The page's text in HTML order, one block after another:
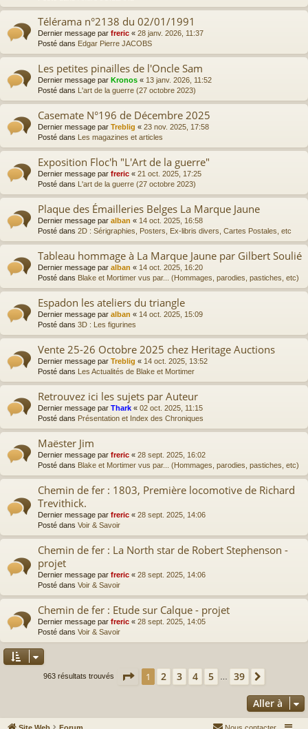
Télérama n°2138 du 02/01/1991
Dernier message par freric « 28 janv. 2026, 11:37
Posté dans Edgar Pierre JACOBS
Les petites pinailles de l'Oncle Sam
Dernier message par Kronos « 13 janv. 2026, 11:52
Posté dans L'art de la guerre (27 octobre 2023)
Casemate N°196 de Décembre 2025
Dernier message par Treblig « 23 nov. 2025, 17:58
Posté dans Les magazines et articles
Exposition Floc'h "L'Art de la guerre"
Dernier message par freric « 21 oct. 2025, 17:25
Posté dans L'art de la guerre (27 octobre 2023)
Plaque des Émailleries Belges La Marque Jaune
Dernier message par alban « 14 oct. 2025, 16:58
Posté dans 2D : Sérigraphies, Posters, Ex-libris divers, Cartes Postales, etc
Tableau hommage à La Marque Jaune par Gilbert Soulié
Dernier message par alban « 14 oct. 2025, 16:20
Posté dans Blake et Mortimer vus par... (Hommages, parodies, pastiches, etc)
Espadon les ateliers du triangle
Dernier message par alban « 14 oct. 2025, 15:09
Posté dans 3D : Les figurines
Vente 25-26 Octobre 2025 chez Heritage Auctions
Dernier message par Treblig « 14 oct. 2025, 13:52
Posté dans Les Actualités de Blake et Mortimer
Retrouvez ici les sujets par Auteur
Dernier message par Thark « 02 oct. 2025, 11:15
Posté dans Présentation et Index des Chroniques
Maëster Jim
Dernier message par freric « 28 sept. 2025, 16:02
Posté dans Blake et Mortimer vus par... (Hommages, parodies, pastiches, etc)
Chemin de fer : 1803, Première locomotive de Richard
Trevithick.
Dernier message par freric « 28 sept. 2025, 14:06
Posté dans Voir & Savoir
Chemin de fer : La North star de Robert Stephenson -
projet
Dernier message par freric « 28 sept. 2025, 14:06
Posté dans Voir & Savoir
Chemin de fer : Etude sur Calque - projet
Dernier message par freric « 28 sept. 2025, 14:05
Posté dans Voir & Savoir
963 résultats trouvés Page 1 sur 39
1 2 3 4 5 39
Aller à